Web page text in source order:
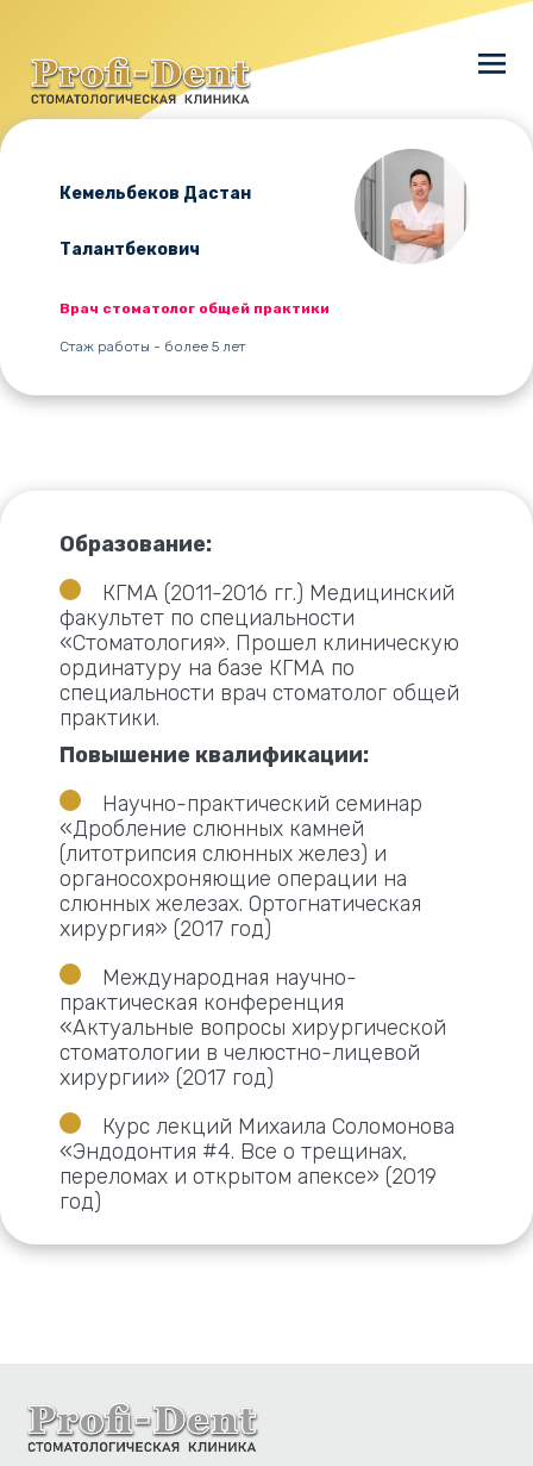
Кемельбеков Дастан
Талантбекович
Врач стоматолог общей практики
Стаж работы - более 5 лет
Образование:
КГМА (2011-2016 гг.) Медицинский
факультет по специальности
«Стоматология». Прошел клиническую
ординатуру на базе КГМА по
специальности врач стоматолог общей
практики.
Повышение квалификации:
Научно-практический семинар
«Дробление слюнных камней
(литотрипсия слюнных желез) и
органосохроняющие операции на
слюнных железах. Ортогнатическая
хирургия» (2017 год)
Международная научно-
практическая конференция
«Актуальные вопросы хирургической
стоматологии в челюстно-лицевой
хирургии» (2017 год)
Курс лекций Михаила Соломонова
«Эндодонтия #4. Все о трещинах,
переломах и открытом апексе» (2019
год)